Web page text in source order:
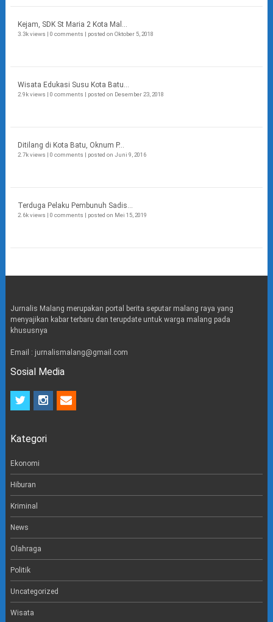
Kejam, SDK St Maria 2 Kota Mal...
3.3k views | 0 comments | posted on Oktober 5, 2018
Wisata Edukasi Susu Kota Batu...
2.9k views | 0 comments | posted on Desember 23, 2018
Ditilang di Kota Batu, Oknum P...
2.7k views | 0 comments | posted on Juni 9, 2016
Terduga Pelaku Pembunuh Sadis...
2.6k views | 0 comments | posted on Mei 15, 2019
Jurnalis Malang merupakan portal berita seputar malang raya yang
menyajikan kabar terbaru dan terupdate untuk warga malang pada
khususnya
Email : jurnalismalang@gmail.com
Sosial Media
t
t
r
i
n
a
e
m
Kategori
Ekonomi
Hiburan
Kriminal
News
Olahraga
Politik
Uncategorized
Wisata